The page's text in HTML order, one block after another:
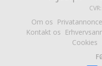
Om os
Kontakt os
Cookies